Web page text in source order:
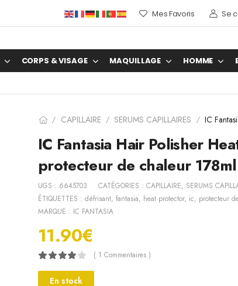
Mes Favoris Se
CORPS & VISAGE MAQUILLAGE HOMME
/ CAPILLAIRE / SERUMS CAPILLAIRES /
IC Fantasia Hair Polisher
protecteur de chaleur 178ml
UGS : 6645703 CATÉGORIES : CAPILLAIRE, SERUMS
ÉTIQUETTES : défrisant, fantasia, heat protector, ic, protecteur
MARQUE : IC FANTASIA
11.90€
( 1 Commentaires )
En stock